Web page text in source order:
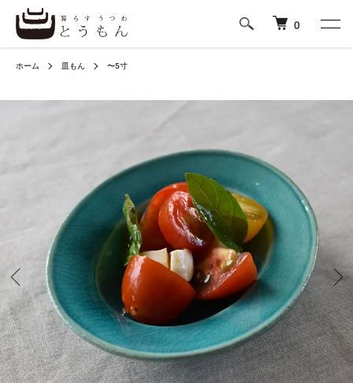
0
ホーム 皿もん 〜5寸